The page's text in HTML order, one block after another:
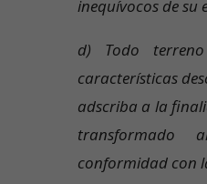
inequívocos de su
d) Todo
características
adscriba a la
transformado
conformidad con